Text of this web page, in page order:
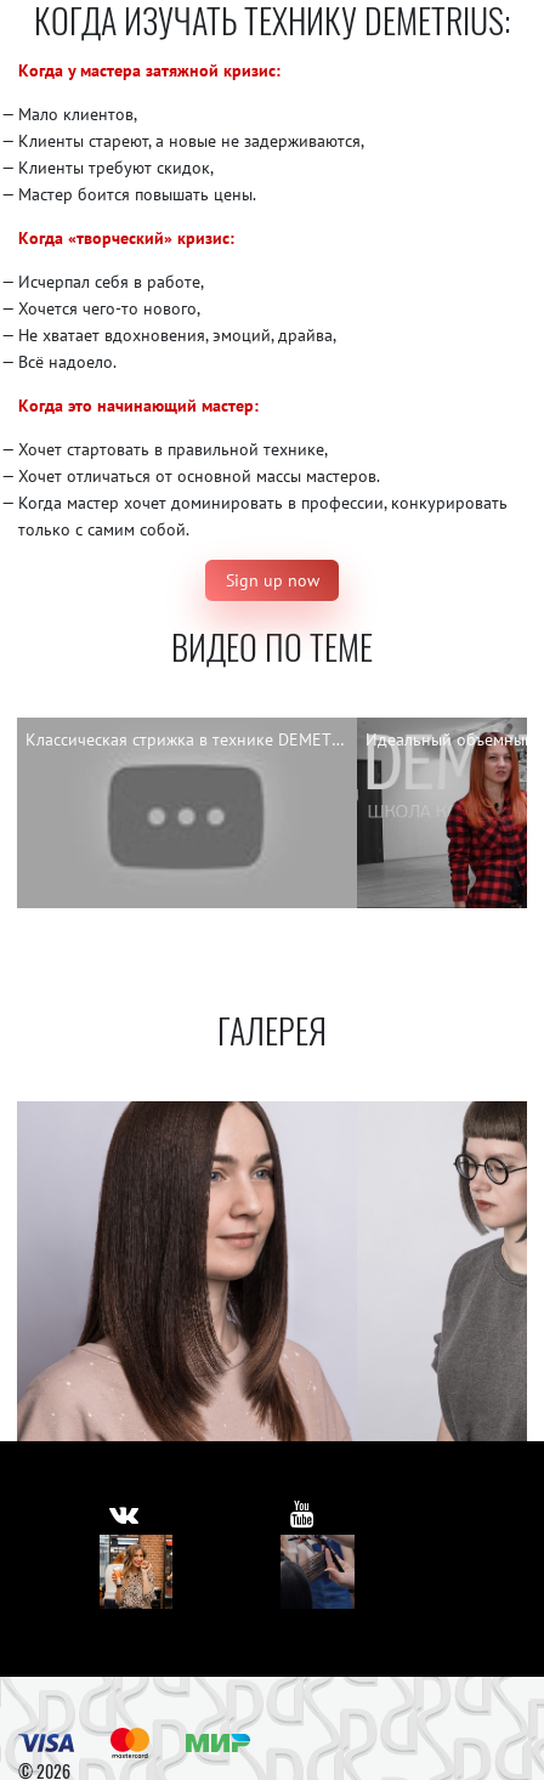
КОГДА ИЗУЧАТЬ ТЕХНИКУ DEMETRIUS:
Когда у мастера затяжной кризис:
Мало клиентов,
Клиенты стареют, а новые не задерживаются,
Клиенты требуют скидок,
Мастер боится повышать цены.
Когда «творческий» кризис:
Исчерпал себя в работе,
Хочется чего-то нового,
Не хватает вдохновения, эмоций, драйва,
Всё надоело.
Когда это начинающий мастер:
Хочет стартовать в правильной технике,
Хочет отличаться от основной массы мастеров.
Когда мастер хочет доминировать в профессии, конкурировать
только с самим собой.
Sign up now
ВИДЕО ПО ТЕМЕ
Классическая стрижка в технике DEMETRIUS
ГАЛЕРЕЯ
© 2026